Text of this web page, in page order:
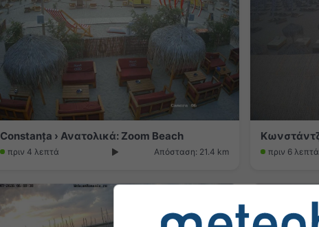
Constanța › Ανατολικά: Zoom Beach
πριν 4 λεπτά Απόσταση: 21.4 km πριν 6 λεπτά